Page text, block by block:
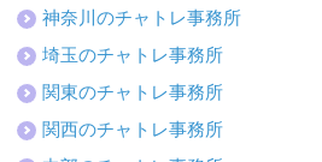
神奈川のチャトレ事務所
埼玉のチャトレ事務所
関東のチャトレ事務所
関西のチャトレ事務所